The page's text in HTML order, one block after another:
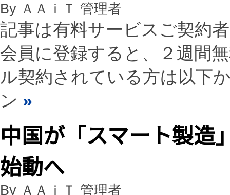
By ＡＡｉＴ 管理者
記事は有料サービスご契約
会員に登録すると、２週間
ル契約されている方は以下
ン »
中国が「スマート製造
始動へ
By ＡＡｉＴ 管理者